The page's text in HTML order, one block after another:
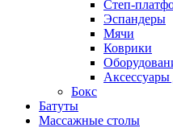
Степ-
Эспандеры
Мячи
Коврики
Аксессуары
Бокс
Батуты
Массажные столы